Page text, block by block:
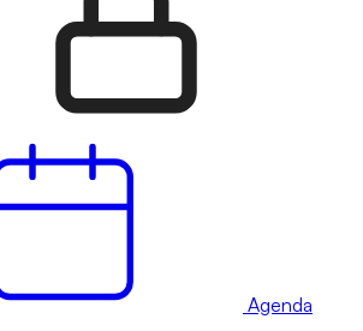
Agenda